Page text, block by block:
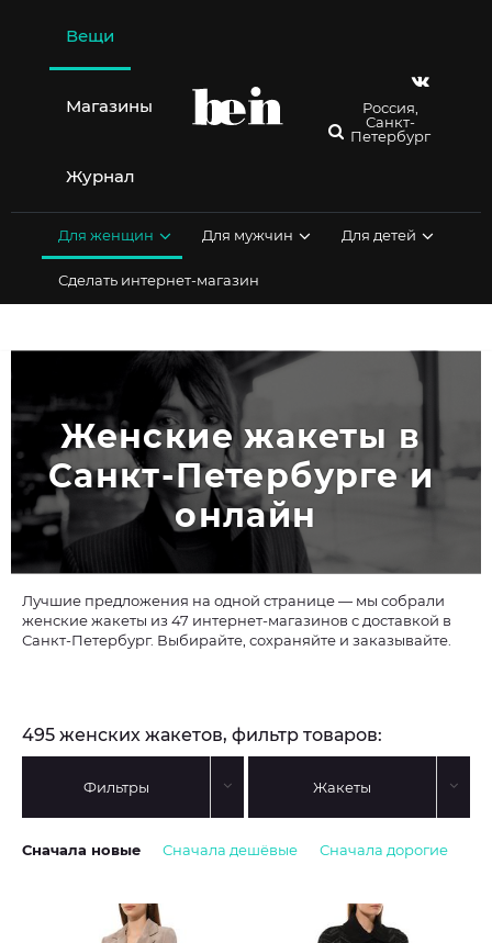
содержимому
Вещи
Магазины
Журнал
Россия,
Санкт-
Петербург
Для женщин Для мужчин Для детей
Сделать интернет-магазин
Женские жакеты в
Санкт-Петербурге и
онлайн
Лучшие предложения на одной странице — мы собрали
женские жакеты из 47 интернет-магазинов с доставкой в
Санкт-Петербург. Выбирайте, сохраняйте и заказывайте.
495 женских жакетов, фильтр товаров:
Фильтры Жакеты
Сначала новые Сначала дешёвые Сначала дорогие